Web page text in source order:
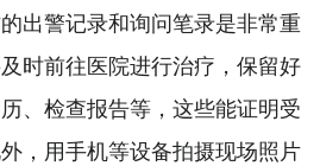
出警记录和询问笔录是非常重
时前往医院进行治疗，保留好
、检查报告等，这些能证明受
，用手机等设备拍摄现场照片